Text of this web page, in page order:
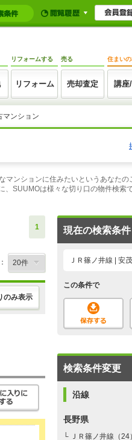
リフォームする
リフォーム
売る
売却査定
住まい
講座
マンション
ンションに住みたいというあなたの
、SUUMOは様々な切り口の物件検索
1
のみ表示
現在の検索条件
ＪＲ篠ノ井線 | 安
この条件で
検索条件変更
沿線
長野県
└ ＪＲ篠ノ井線（24）